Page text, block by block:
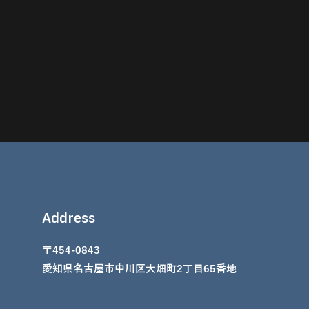
Address
〒454-0843
愛知県名古屋市中川区大畑町2丁目65番地